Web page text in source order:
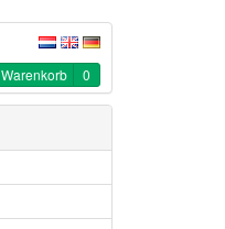
Warenkorb 0